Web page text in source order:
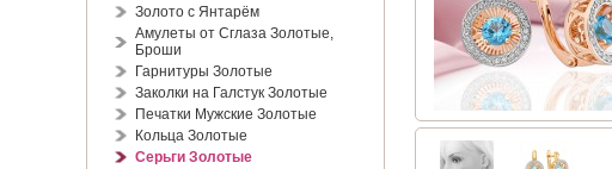
Золото с Янтарём
Амулеты от Сглаза Золотые,
Броши
Гарнитуры Золотые
Заколки на Галстук Золотые
Печатки Мужские Золотые
Кольца Золотые
Серьги Золотые